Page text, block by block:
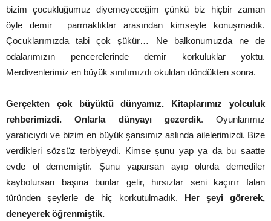
bizim çocukluğumuz diyemeyeceğim çünkü biz hiçbir zaman
öyle demir parmaklıklar arasından kimseyle konuşmadık.
Çocuklarımızda tabi çok şükür… Ne balkonumuzda ne de
odalarımızın pencerelerinde demir korkuluklar yoktu.
Merdivenlerimiz en büyük sınıfımızdı okuldan döndükten sonra.
Gerçekten çok büyüktü dünyamız. Kitaplarımız yolculuk
rehberimizdi. Onlarla dünyayı gezerdik. Oyunlarımız
yaratıcıydı ve bizim en büyük şansımız aslında ailelerimizdi. Bize
verdikleri sözsüz terbiyeydi. Kimse şunu yap ya da bu saatte
evde ol dememiştir. Şunu yaparsan ayıp olurda demediler
kaybolursan başına bunlar gelir, hırsızlar seni kaçırır falan
türünden şeylerle de hiç korkutulmadık. Her şeyi görerek,
deneyerek öğrenmiştik.